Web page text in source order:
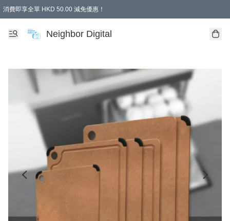
消費即享全單 HKD 50.00 減免優惠！
Neighbor Digital